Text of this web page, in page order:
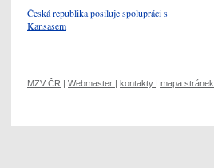
Česká republika posiluje spolupráci s
Kansasem
MZV ČR Webmaster kontakty mapa stránek